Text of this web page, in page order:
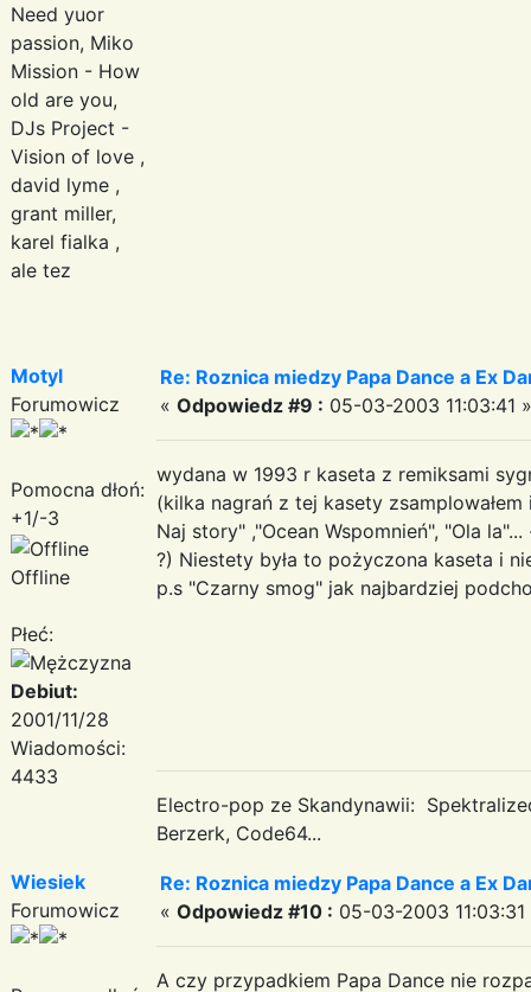
Need yuor
passion, Miko
Mission - How
old are you,
DJs Project -
Vision of love ,
david lyme ,
grant miller,
karel fialka ,
ale tez
Motyl
Forumowicz
Pomocna dłoń:
+1/-3
Offline
Płeć:
Debiut:
2001/11/28
Wiadomości:
4433
Re: Roznica miedzy Papa Dance a Ex
« Odpowiedz #9 : 05-03-2003 11:03:41 »
wydana w 1993 r kaseta z remiksami
(kilka nagrań z tej kasety
Naj story" ,"Ocean Wspomnień", "Ola
?) Niestety była to pożyczona kaseta i
p.s "Czarny smog" jak najbardziej
Electro-pop ze Skandynawii:
Berzerk, Code64...
Wiesiek
Forumowicz
Re: Roznica miedzy Papa Dance a Ex
« Odpowiedz #10 : 05-03-2003 11:03:31
A czy przypadkiem Papa Dance nie